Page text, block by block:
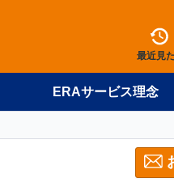
最近見
ERAサービス理念